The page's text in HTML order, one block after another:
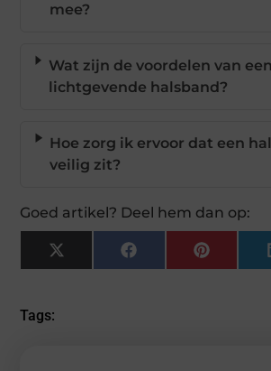
mee?
Wat zijn de voordelen van een
lichtgevende halsband?
Hoe zorg ik ervoor dat een
veilig zit?
Goed artikel? Deel hem dan op:
X
(Twitter)
Facebook
Tags: